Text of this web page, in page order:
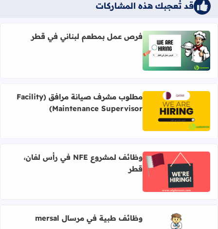
قد تُعجبك هذه المشاركات
اقرأ المزيد عن فرص عمل بمطعم لبناني في قطر
فرص عمل بمطعم لبناني في قطر
اقرأ المزيد عن مطلوب مشرف صيانة مرافق (Facility Maintenance Supervisor)
مطلوب مشرف صيانة مرافق (Facility
Maintenance Supervisor)
اقرأ المزيد عن وظائف لمشروع NFE في رأس لفان، قطر
وظائف لمشروع NFE في رأس لفان،
قطر
وظائف طبية في مرسال mersal